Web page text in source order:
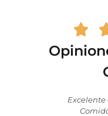
Excelente